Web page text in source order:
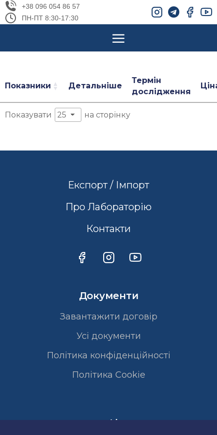
+38 096 054 86 57
ПН-ПТ 8:30-17:30
Показники Детальніше
Термін
дослідження
Показувати на сторінку
Експорт / Імпорт
Про Лабораторію
Контакти
Документи
Завантажити договір
Усі документи
Політика конфіденційності
Полiтика Cookie
Сертифікати